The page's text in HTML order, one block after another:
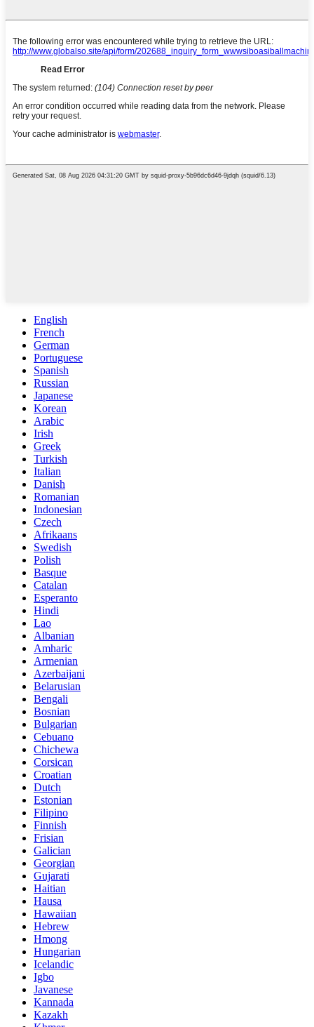
English
French
German
Portuguese
Spanish
Russian
Japanese
Korean
Arabic
Irish
Greek
Turkish
Italian
Danish
Romanian
Indonesian
Czech
Afrikaans
Swedish
Polish
Basque
Catalan
Esperanto
Hindi
Lao
Albanian
Amharic
Armenian
Azerbaijani
Belarusian
Bengali
Bosnian
Bulgarian
Cebuano
Chichewa
Corsican
Croatian
Dutch
Estonian
Filipino
Finnish
Frisian
Galician
Georgian
Gujarati
Haitian
Hausa
Hawaiian
Hebrew
Hmong
Hungarian
Icelandic
Igbo
Javanese
Kannada
Kazakh